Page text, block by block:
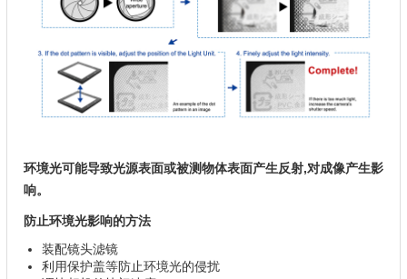
环境光可能导致光源表面或被测物体表面产生反射,对成像产生影
响。
防止环境光影响的方法
装配镜头滤镜
利用保护盖等防止环境光的侵扰